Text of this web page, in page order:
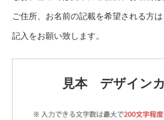
ご住所、お名前の記載を希望される方
記入をお願い致します。
見本 デザイン